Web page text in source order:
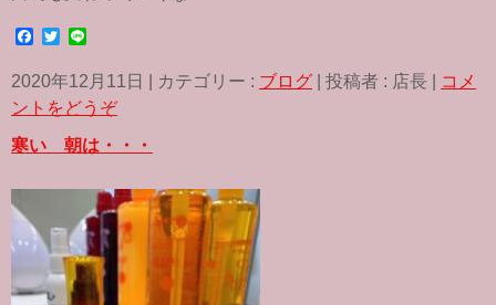
c
e
b
o
k
T
i
t
t
r
n
e
2020年12月11日 カテゴリー : ブログ 投稿者 : 店長
コメ
ントをどうぞ
寒い 朝は・・・